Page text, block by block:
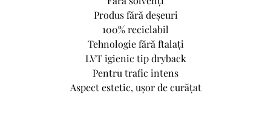
Produs fără deșeuri
100% reciclabil
Tehnologie fără ftalați
LVT igienic tip dryback
Pentru trafic intens
Aspect estetic, ușor de curățat